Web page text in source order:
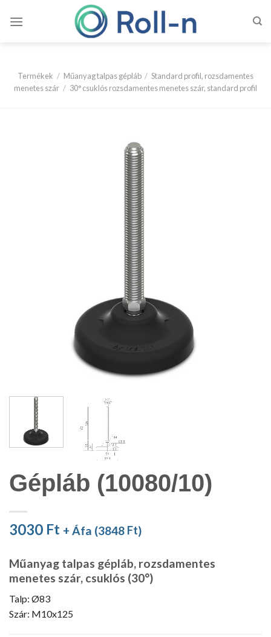
Termékek / Műanyag talpas gépláb / Standard profil, rozsdamentes
menetes szár / 30° csuklós rozsdamentes menetes szár, standard profil
Gépláb (10080/10)
3030 Ft + Áfa (3848 Ft)
Műanyag talpas gépláb, rozsdamentes
menetes szár, csuklós (30°)
Talp: Ø83
Szár: M10x125